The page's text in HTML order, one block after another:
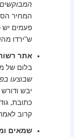
המבוקשים
המחיר
פעמים יש
ש"ירדו
אתר
בלום של
שבוצעו
יבש ודורש
כתובת,
קרוב
שמאים